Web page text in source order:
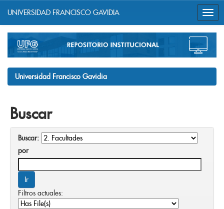
navigation
UNIVERSIDAD FRANCISCO GAVIDIA
Universidad Francisco Gavidia
Buscar
Buscar:
por
Filtros actuales: